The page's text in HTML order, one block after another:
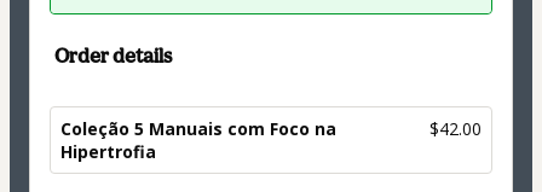
Order details
Coleção 5 Manuais com Foco na
Hipertrofia
$42.00